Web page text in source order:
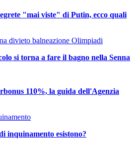
"mai viste" di Putin, ecco quali
si torna a fare il bagno nella Senna
110%, la guida dell'Agenzia
inquinamento esistono?